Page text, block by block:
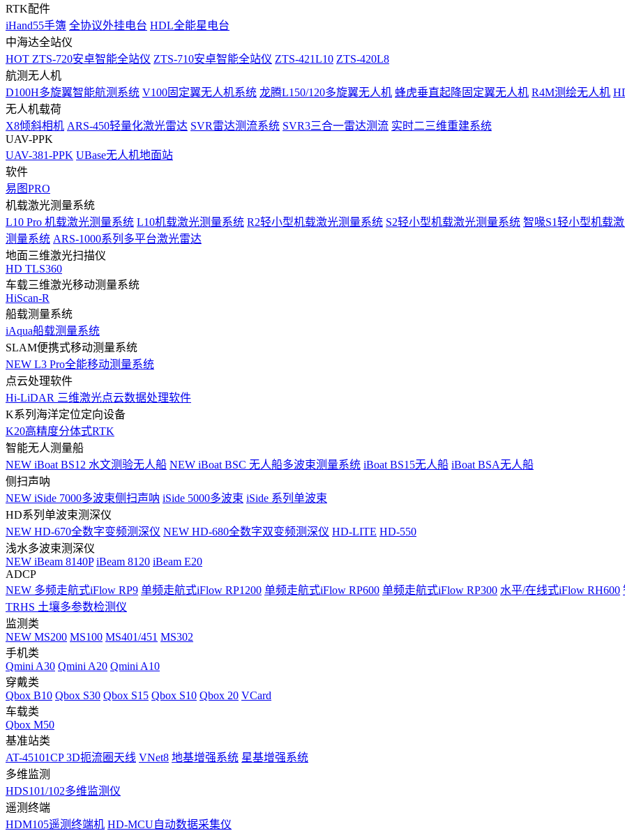
RTK配件
iHand55手簿 全协议外挂电台 HDL全能星电台
中海达全站仪
HOT ZTS-720安卓智能全站仪 ZTS-710安卓智能全站仪 ZTS-421L10 ZTS-420L8
航测无人机
D100H多旋翼智能航测系统 V100固定翼无人机系统 龙腾L150/120多旋翼无人机 蜂虎垂直起降固定翼无人机 R4M测绘无人机
无人机载荷
X8倾斜相机 ARS-450轻量化激光雷达 SVR雷达测流系统 SVR3三合一雷达测流 实时二三维重建系统
UAV-PPK
UAV-381-PPK UBase无人机地面站
软件
易图PRO
机载激光测量系统
L10 Pro 机载激光测量系统 L10机载激光测量系统 R2轻小型机载激光测量系统 S2轻小型机载激光测量系统 智喙S1轻小型机载
测量系统 ARS-1000系列多平台激光雷达
地面三维激光扫描仪
HD TLS360
车载三维激光移动测量系统
HiScan-R
船载测量系统
iAqua船载测量系统
SLAM便携式移动测量系统
NEW L3 Pro全能移动测量系统
点云处理软件
Hi-LiDAR 三维激光点云数据处理软件
K系列海洋定位定向设备
K20高精度分体式RTK
智能无人测量船
NEW iBoat BS12 水文测验无人船 NEW iBoat BSC 无人船多波束测量系统 iBoat BS15无人船 iBoat BSA无人船
侧扫声呐
NEW iSide 7000多波束侧扫声呐 iSide 5000多波束 iSide 系列单波束
HD系列单波束测深仪
NEW HD-670全数字变频测深仪 NEW HD-680全数字双变频测深仪 HD-LITE HD-550
浅水多波束测深仪
NEW iBeam 8140P iBeam 8120 iBeam E20
ADCP
NEW 多频走航式iFlow RP9 单频走航式iFlow RP1200 单频走航式iFlow RP600 单频走航式iFlow RP300 水平/在线式iFlow RH600
TRHS 土壤多参数检测仪
监测类
NEW MS200 MS100 MS401/451 MS302
手机类
Qmini A30 Qmini A20 Qmini A10
穿戴类
Qbox B10 Qbox S30 Qbox S15 Qbox S10 Qbox 20 VCard
车载类
Qbox M50
基准站类
AT-45101CP 3D扼流圈天线 VNet8 地基增强系统 星基增强系统
多维监测
HDS101/102多维监测仪
遥测终端
HDM105遥测终端机 HD-MCU自动数据采集仪